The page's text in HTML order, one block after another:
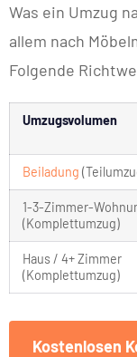
Was ein Umzug
allem nach
Folgende
Umzugsvolumen
Beiladung
1-3-Zimmer-
(Komplettumzug)
Haus / 4+ Zimmer
(Komplettumzug)
Kostenlosen